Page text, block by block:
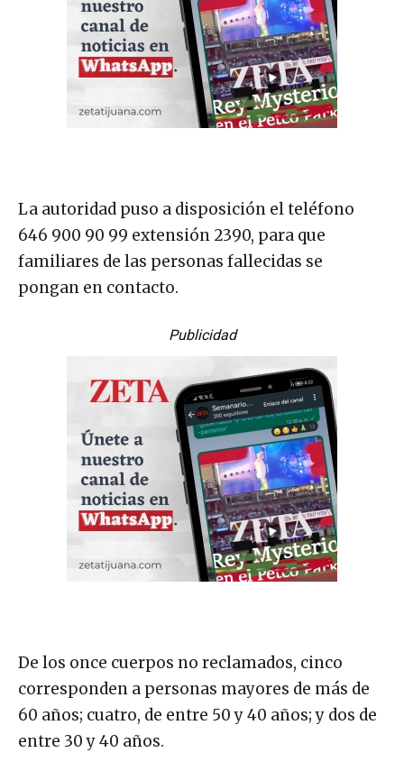
La autoridad puso a disposición el teléfono
646 900 90 99 extensión 2390, para que
familiares de las personas fallecidas se
pongan en contacto.
Publicidad
De los once cuerpos no reclamados, cinco
corresponden a personas mayores de más de
60 años; cuatro, de entre 50 y 40 años; y dos de
entre 30 y 40 años.